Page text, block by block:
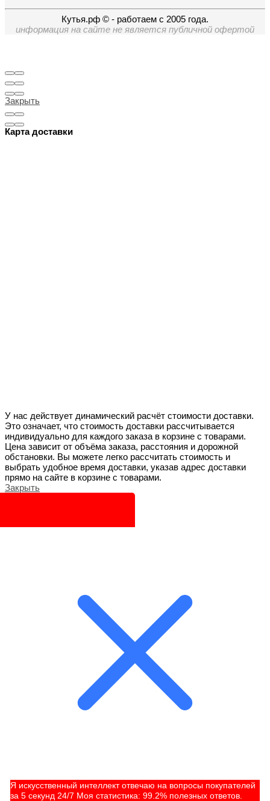
Кутья.рф © - работаем с 2005 года.
информация на сайте не является публичной офертой
Закрыть
Карта доставки
У нас действует динамический расчёт стоимости доставки.
Это означает, что стоимость доставки рассчитывается
индивидуально для каждого заказа в корзине с товарами.
Цена зависит от объёма заказа, расстояния и дорожной
обстановки. Вы можете легко рассчитать стоимость и
выбрать удобное время доставки, указав адрес доставки
прямо на сайте в корзине с товарами.
Закрыть
Я искусственный интеллект отвечаю на вопросы покупателей
за 5 секунд 24/7 Моя статистика: 99.2% полезных ответов.